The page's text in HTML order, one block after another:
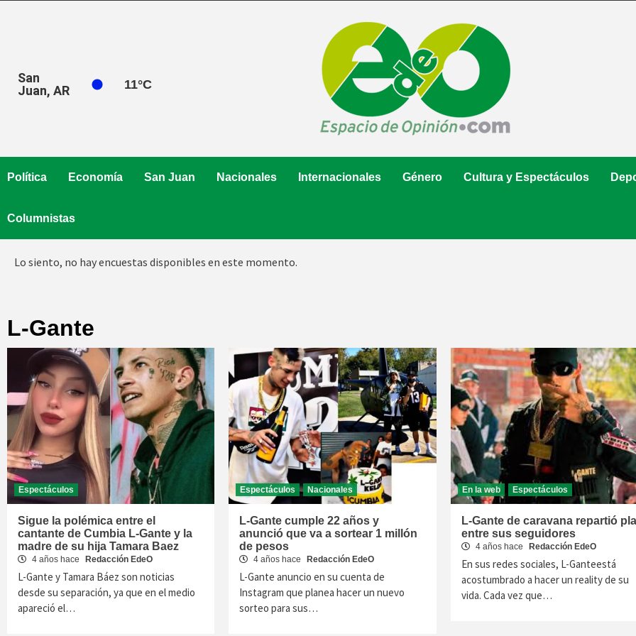
San
Juan, AR
11°C
Política Economía San Juan Nacionales Internacionales Género Cultura y Espectáculos
Columnistas
Lo siento, no hay encuestas disponibles en este momento.
L-Gante
Espectáculos
Sigue la polémica entre el
cantante de Cumbia L-Gante y la
madre de su hija Tamara Baez
4 años hace Redacción EdeO
L-Gante y Tamara Báez son noticias
desde su separación, ya que en el medio
apareció el…
Espectáculos Nacionales
L-Gante cumple 22 años y
anunció que va a sortear 1 millón
de pesos
4 años hace Redacción EdeO
L-Gante anuncio en su cuenta de
Instagram que planea hacer un nuevo
sorteo para sus…
En la web Espectáculos
L-Gante de caravana repartió
entre sus seguidores
4 años hace Redacción EdeO
En sus redes sociales, L-Ganteestá
acostumbrado a hacer un reality de su
vida. Cada vez que…